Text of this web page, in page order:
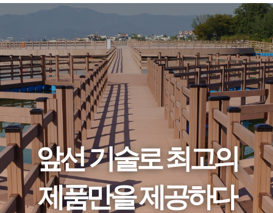
앞선 기술로 최고의
제품만을 제공하다